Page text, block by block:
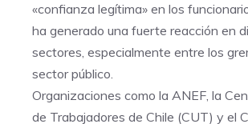
«confianza legítima» en los
ha generado una fuerte reacción en
sectores, especialmente entre los
sector público.
Organizaciones como la ANEF, la
de Trabajadores de Chile (CUT) y el